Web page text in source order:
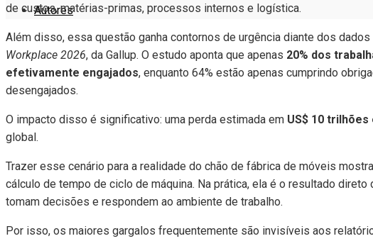
Autores
de custos, matérias-primas, processos internos e logística.
Além disso, essa questão ganha contornos de urgência diante dos
Workplace 2026, da Gallup. O estudo aponta que apenas 20% dos
efetivamente engajados, enquanto 64% estão apenas cumprindo
desengajados.
O impacto disso é significativo: uma perda estimada em US$ 10
global.
Trazer esse cenário para a realidade do chão de fábrica de móveis
cálculo de tempo de ciclo de máquina. Na prática, ela é o resultado
tomam decisões e respondem ao ambiente de trabalho.
Por isso, os maiores gargalos frequentemente são invisíveis aos